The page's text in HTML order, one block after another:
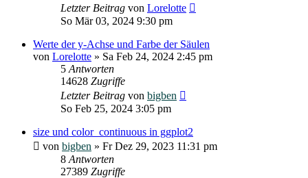
Letzter Beitrag von Lorelotte
So Mär 03, 2024 9:30 pm
Werte der y-Achse und Farbe der Säulen
von Lorelotte » Sa Feb 24, 2024 2:45 pm
5 Antworten
14628 Zugriffe
Letzter Beitrag von bigben
So Feb 25, 2024 3:05 pm
size und color_continuous in ggplot2
von bigben » Fr Dez 29, 2023 11:31 pm
8 Antworten
27389 Zugriffe